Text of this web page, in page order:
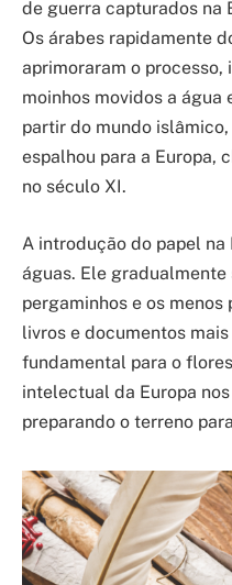
de guerra capturados na
Os árabes rapidamente
aprimoraram o processo,
moinhos movidos a água
partir do mundo
espalhou para a Europa,
no século XI.
A introdução do papel
águas. Ele
pergaminhos e os
livros e documentos
fundamental para o
intelectual da Europa
preparando o terreno